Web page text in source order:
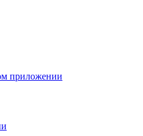
приложении